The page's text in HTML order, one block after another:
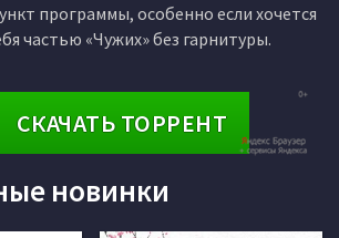
программы, особенно если хочется
частью «Чужих» без гарнитуры.
СКАЧАТЬ ТОРРЕНТ
новинки